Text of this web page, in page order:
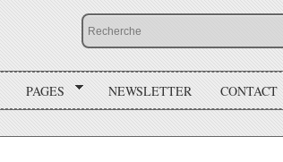
PAGES NEWSLETTER CONTACT